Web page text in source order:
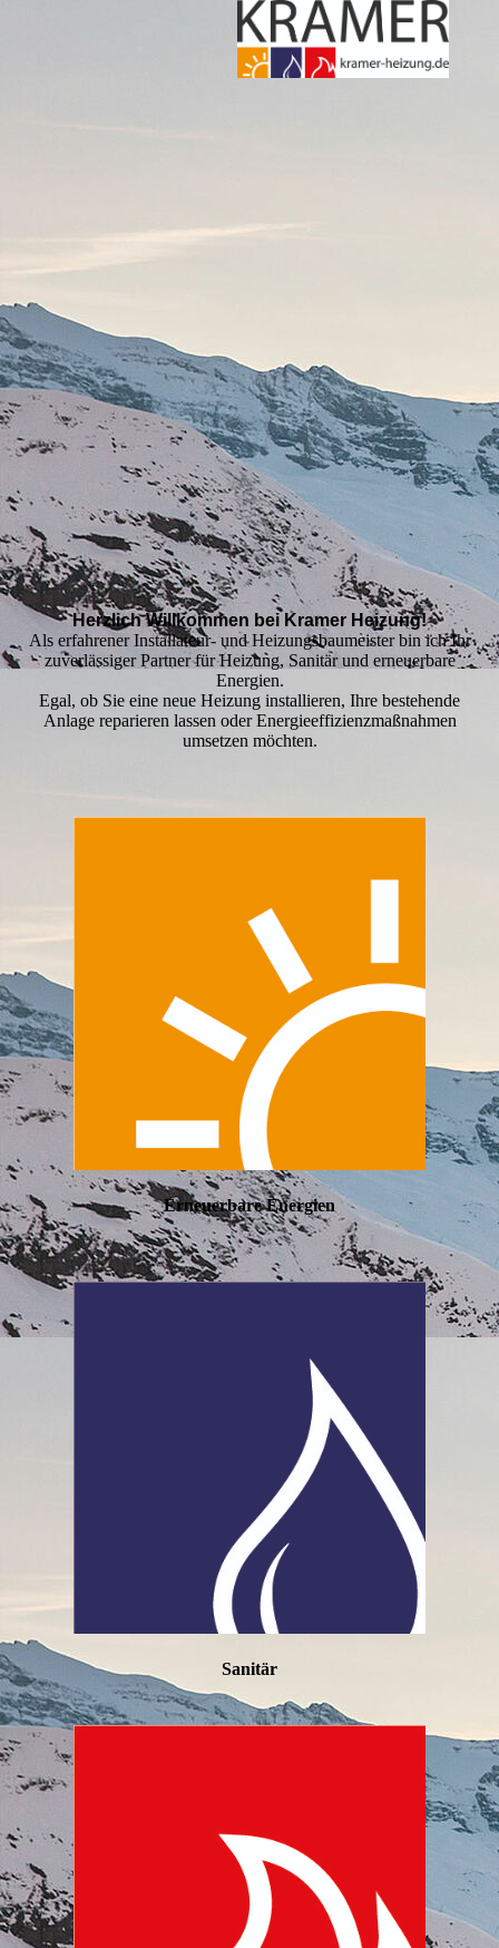
Herzlich Willkommen bei Kramer Heizung!
Als erfahrener Installateur- und Heizungsbaumeister bin ich Ihr
zuverlässiger Partner für Heizung, Sanitär und erneuerbare
Energien.
Egal, ob Sie eine neue Heizung installieren, Ihre bestehende
Anlage reparieren lassen oder Energieeffizienzmaßnahmen
umsetzen möchten.
Erneuerbare Energien
Sanitär